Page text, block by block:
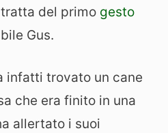
del primo gesto
Gus.
infatti trovato un cane
che era finito in una
allertato i suoi